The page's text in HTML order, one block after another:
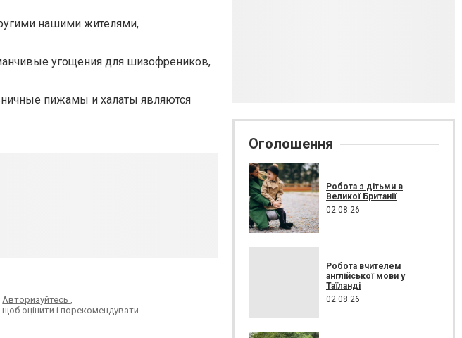
нашими жителями,
угощения для шизофреников,
пижамы и халаты являются
Авторизуйтесь,
щоб оцінити і порекомендувати
Оголошення
Робота з дітьми в
Великої Британії
02.08.26
Робота вчителем
англійської мови у
Таїланді
02.08.26